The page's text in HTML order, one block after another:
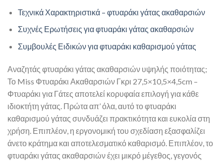
Τεχνικά Χαρακτηριστικά – φτυαράκι γάτας ακαθαρσιών
Συχνές Ερωτήσεις για φτυαράκι γάτας ακαθαρσιών
Συμβουλές Ειδικών για φτυαράκι καθαρισμού γάτας
Αναζητάς φτυαράκι γάτας ακαθαρσιών υψηλής ποιότητας;
Το Miss Φτυαράκι Ακαθαρσιών Γκρι 27,5×10,5×4,5cm –
Φτυαράκι για Γάτες αποτελεί κορυφαία επιλογή για κάθε
ιδιοκτήτη γάτας. Πρώτα απ’ όλα, αυτό το φτυαράκι
καθαρισμού γάτας συνδυάζει πρακτικότητα και ευκολία στη
χρήση. Επιπλέον, η εργονομική του σχεδίαση εξασφαλίζει
άνετο κράτημα και αποτελεσματικό καθαρισμό. Επιπλέον, το
φτυαράκι γάτας ακαθαρσιών έχει μικρό μέγεθος, γεγονός